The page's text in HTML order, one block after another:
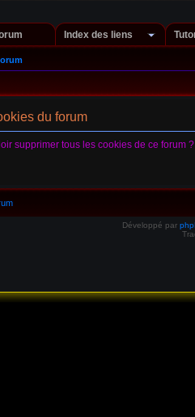
Index des liens
du forum
supprimer tous les cookies de ce forum ?
Développé par